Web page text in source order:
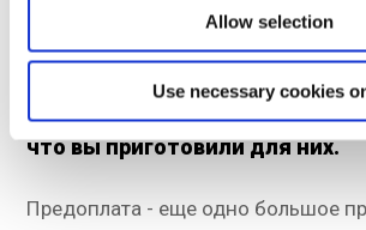
Allow selection
Use necessary cookies
Продавайте билеты! Гости с
заплатят за впечатления,
ждать с нетерпением. Они без
заплатят заранее, когда
что вы приготовили для них.
Предоплата - еще одно большое